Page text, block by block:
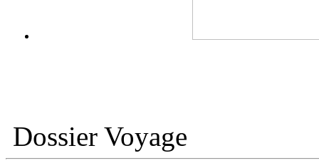
Dossier Voyage